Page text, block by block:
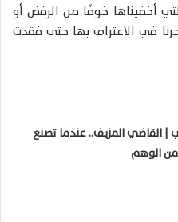
أخفيناها خوفًا من الرفض أو
في الاعتراف بها حتى فقدت
| القاضي المزيف.. عندما تصنع
من الوهم